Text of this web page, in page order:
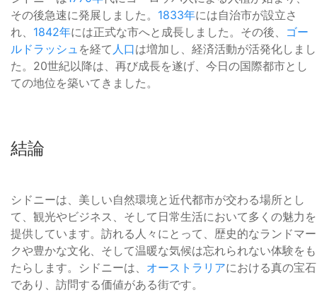
その後急速に発展しました。 1833年には自治市が設立さ
れ、 1842年には正式な市へと成長しました。その後、 ゴー
ルドラッシュ を経て 人口は増加し、経済活動が活発化しまし
た。20世紀以降は、再び成長を遂げ、今日の国際都市とし
ての地位を築いてきました。
結論
シドニーは、美しい自然環境と近代都市が交わる場所とし
て、観光やビジネス、そして日常生活において多くの魅力を
提供しています。訪れる人々にとって、歴史的なランドマー
クや豊かな文化、そして温暖な気候は忘れられない体験をも
たらします。シドニーは、 オーストラリアにおける真の宝石
であり、訪問する価値がある街です。